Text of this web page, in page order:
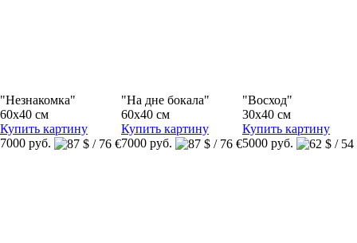
"Незнакомка"
60x40 см
Купить картину
7000 руб.
"На дне бокала"
60x40 см
Купить картину
7000 руб.
"Восход"
30x40 см
Купить картину
5000 руб.